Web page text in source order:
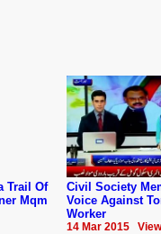
Trail Of
Mqm
Civil Society
Voice Against
Worker
14 Mar 2015